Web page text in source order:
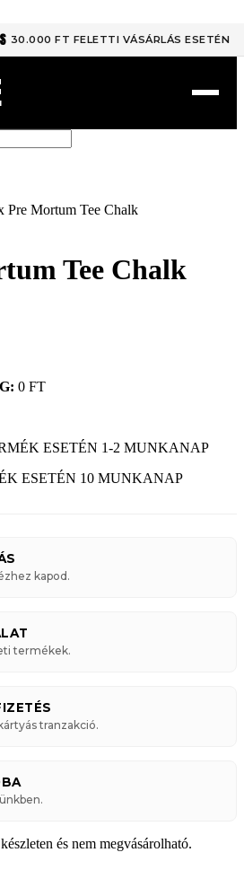
30.000 FT FELETTI VÁSÁRLÁS ESETÉN
Pre Mortum Tee Chalk
Tee Chalk
0 FT
ESETÉN 1-2 MUNKANAP
ESETÉN 10 MUNKANAP
kapod.
termékek.
tranzakció.
és nem megvásárolható.